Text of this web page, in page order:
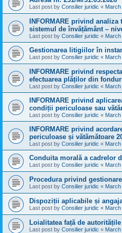
Last post by Consilier juridic «
INFORMARE privind
sistemul de învățământ –
Last post by Consilier juridic « March
Gestionarea litigiilor în
Last post by Consilier juridic «
INFORMARE privind
efectuarea plăților din
Last post by Consilier juridic «
INFORMARE privind
condiții periculoase sau
Last post by Consilier juridic «
INFORMARE privind
periculoase și vătămătoare
Last post by Consilier juridic «
Conduita morală a cadrelor
Last post by Consilier juridic «
Procedura privind
Last post by Consilier juridic «
Dispoziții aplicabile și
Last post by Consilier juridic «
Loialitatea față de
Last post by Consilier juridic «